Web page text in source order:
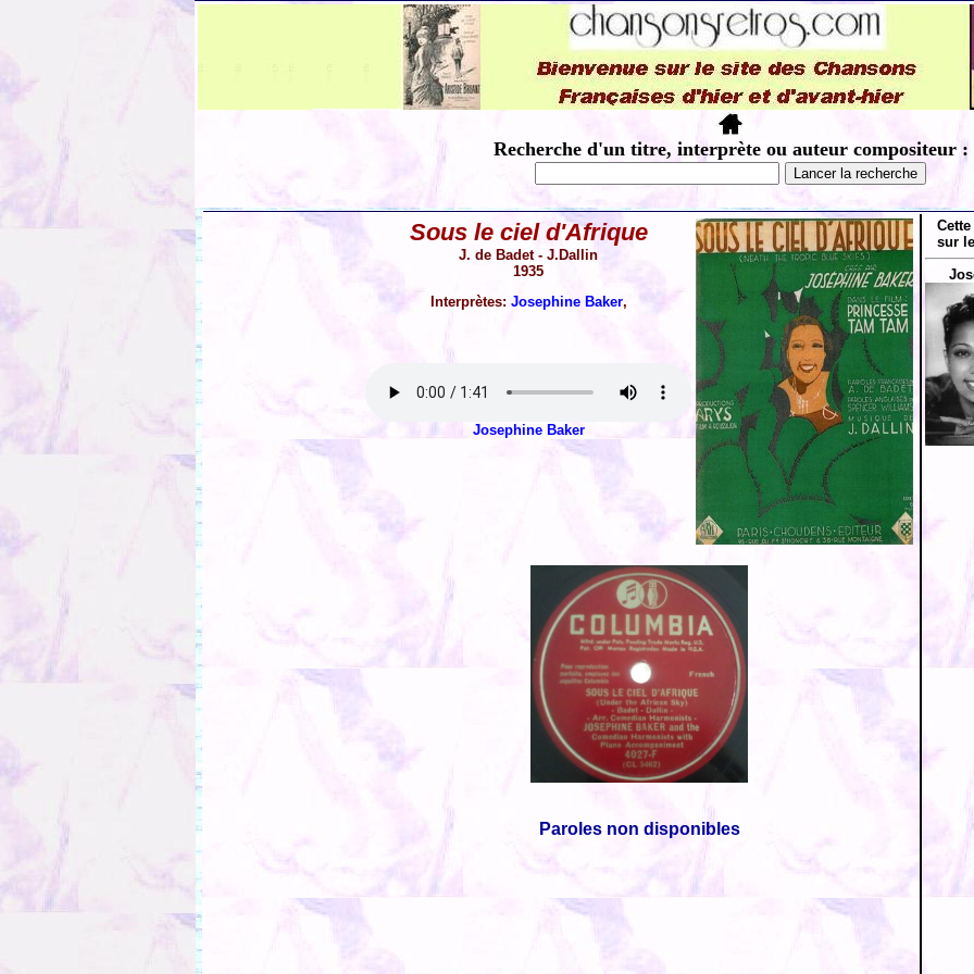
Recherche d'un titre, interprète ou auteur compositeur :
Sous le ciel d'Afrique
J. de Badet - J.Dallin
1935
Interprètes: Josephine Baker,
Josephine Baker
Paroles non disponibles
sur